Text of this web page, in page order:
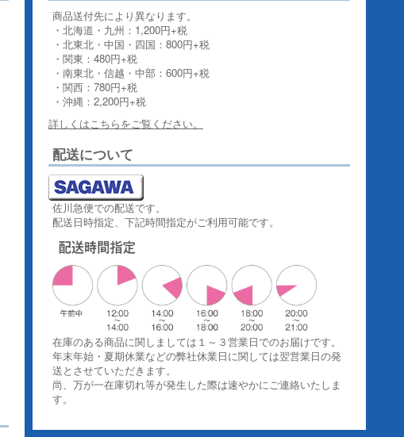
商品送付先により異なります。
・北海道・九州：1,200円+税
・北東北・中国・四国：800円+税
・関東：480円+税
・南東北・信越・中部：600円+税
・関西：780円+税
・沖縄：2,200円+税
詳しくはこちらをご覧ください。
配送について
佐川急便での配送です。
配送日時指定、下記時間指定がご利用可能です。
在庫のある商品に関しましては１～３営業日でのお届けです。
年末年始・夏期休業などの弊社休業日に関しては翌営業日の発
送とさせていただきます。
尚、万が一在庫切れ等が発生した際は速やかにご連絡いたしま
す。